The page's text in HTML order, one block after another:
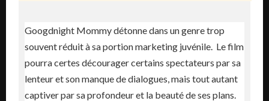
Googdnight Mommy détonne dans un genre trop
souvent réduit à sa portion marketing juvénile. Le film
pourra certes décourager certains spectateurs par sa
lenteur et son manque de dialogues, mais tout autant
captiver par sa profondeur et la beauté de ses plans.